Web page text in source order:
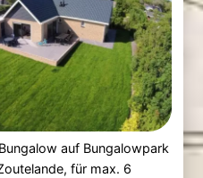
auf Bungalowpark
für max. 6